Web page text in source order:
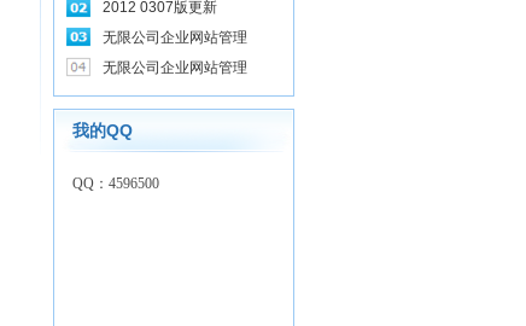
2012 0307版更新
无限公司企业网站管理
无限公司企业网站管理
我的QQ
QQ：4596500